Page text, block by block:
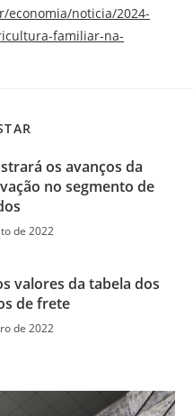
economia/noticia/2024-
familiar-na-
os avanços da
no segmento de
de 2022
valores da tabela dos
de frete
de 2022